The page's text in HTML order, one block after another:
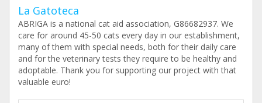
La Gatoteca
ABRIGA is a national cat aid association, G86682937. We
care for around 45-50 cats every day in our establishment,
many of them with special needs, both for their daily care
and for the veterinary tests they require to be healthy and
adoptable. Thank you for supporting our project with that
valuable euro!